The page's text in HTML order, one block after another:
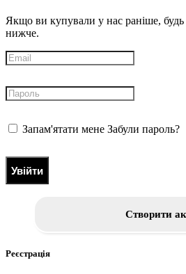
Якщо ви купували у нас раніше, будь
нижче.
Запам'ятати мене Забули пароль?
Увійти
Створити
Реєстрація